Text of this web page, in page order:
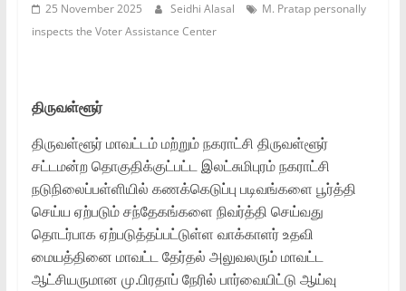
25 November 2025 Seidhi Alasal
M. Pratap personally
inspects the Voter Assistance Center
திருவள்ளூர்
திருவள்ளூர் மாவட்டம் மற்றும் நகராட்சி திருவள்ளூர்
சட்டமன்ற தொகுதிக்குட்பட்ட இலட்சுமிபுரம் நகராட்சி
நடுநிலைப்பள்ளியில் கணக்கெடுப்பு படிவங்களை பூர்த்தி
செய்ய ஏற்படும் சந்தேகங்களை நிவர்த்தி செய்வது
தொடர்பாக ஏற்படுத்தப்பட்டுள்ள வாக்காளர் உதவி
மையத்தினை மாவட்ட தேர்தல் அலுவலரும் மாவட்ட
ஆட்சியருமான மு.பிரதாப் நேரில் பார்வையிட்டு ஆய்வு